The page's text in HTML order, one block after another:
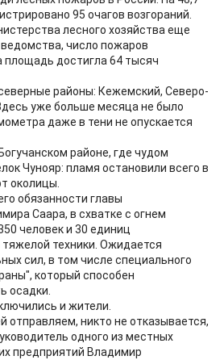
95 очагов возгораний.
лесного хозяйства еще
число пожаров
площадь достигла 64 тысяч
районы: Кежемский, Северо-
уже больше месяца не было
даже в тени не опускается
районе, где чудом
Чунояр: пламя остановили всего в
околицы.
обязанности главы
Саара, в схватке с огнем
человек и 30 единиц
техники. Ожидается
сил, в том числе специального
который способен
осадки.
и жители.
отправляем, никто не отказывается,
одного из местных
предприятий Владимир